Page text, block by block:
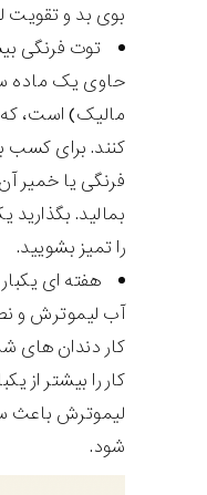
بوی بد و
توت فرنگی
حاوی یک ماده
مالیک) است،
کنند. برای کسب
فرنگی یا خمیر
بمالید.
را تمیز بشویید.
هفته ای
آب لیموترش و
کار دندان های
کار را بیشتر از
لیموترش باعث
شود.